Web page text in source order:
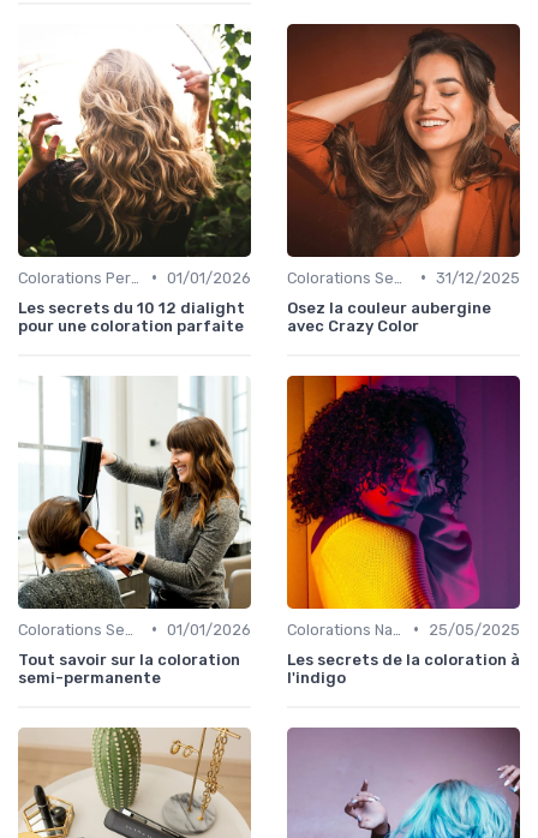
• 01/01/2026
Les secrets du 10 12 dialight
pour une coloration parfaite
• 31/12/2025
Osez la couleur aubergine
avec Crazy Color
• 01/01/2026
Tout savoir sur la coloration
semi-permanente
•
25/05/2025
Les secrets de la coloration à
l'indigo